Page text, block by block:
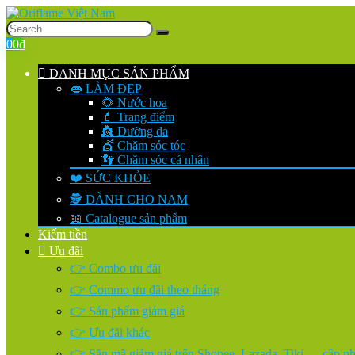
00₫
DANH MỤC SẢN PHẨM
👄 LÀM ĐẸP
🌻 Nước hoa
💄 Trang điểm
👸 Dưỡng da
💇 Chăm sóc tóc
👣 Chăm sóc cá nhân
❤️ SỨC KHỎE
🕵️ DÀNH CHO NAM
📖 Catalogue sản phẩm
Kiếm tiền
Ưu đãi
👉 Combo ưu đãi
👉 Commo ưu đãi theo tháng
👉 Sản phẩm giảm giá
👉 Ưu đãi khác